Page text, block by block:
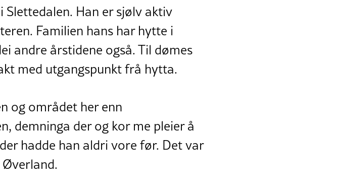
Han er sjølv aktiv
Familien hans har hytte i
andre årstidene også. Til dømes
med utgangspunkt frå hytta.
og området her enn
demninga der og kor me pleier å
hadde han aldri vore før. Det var
Øverland.